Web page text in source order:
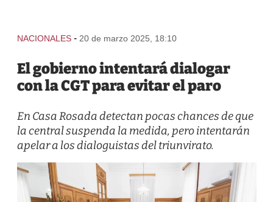
NACIONALES - 20 de marzo 2025, 18:10
El gobierno intentará dialogar
con la CGT para evitar el paro
En Casa Rosada detectan pocas chances de que
la central suspenda la medida, pero intentarán
apelar a los dialoguistas del triunvirato.